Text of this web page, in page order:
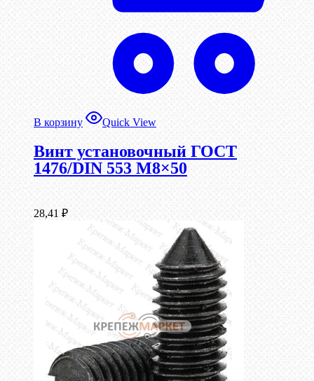
В корзину Quick View
Винт установочный ГОСТ
1476/DIN 553 М8×50
28,41 ₽